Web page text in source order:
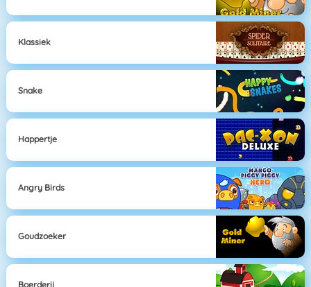
Klassiek
Snake
Happertje
Angry Birds
Goudzoeker
Boerderij